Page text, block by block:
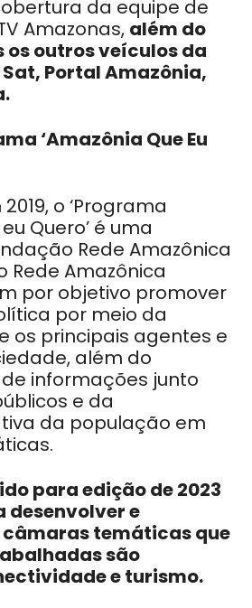
da equipe de
Amazonas, além do
os outros veículos da
Portal Amazônia,
‘Amazônia Que Eu
o ‘Programa
Quero’ é uma
Rede Amazônica
Rede Amazônica
por objetivo promover
por meio da
os principais agentes e
além do
informações junto
e da
da população em
para edição de 2023
desenvolver e
câmaras temáticas que
são
e turismo.